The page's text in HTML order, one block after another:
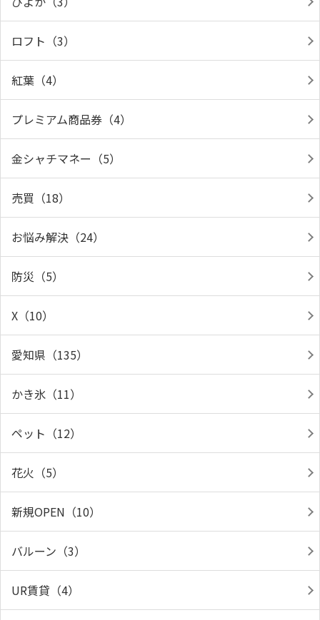
ロフト（3）
紅葉（4）
プレミアム商品券（4）
金シャチマネー（5）
売買（18）
お悩み解決（24）
防災（5）
X（10）
愛知県（135）
かき氷（11）
ペット（12）
花火（5）
新規OPEN（10）
バルーン（3）
UR賃貸（4）